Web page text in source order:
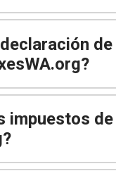
impuestos